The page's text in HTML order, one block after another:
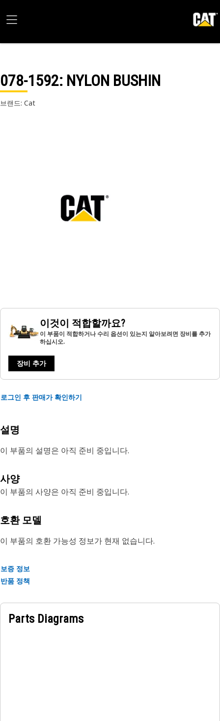
078-1592: NYLON BUSHIN
브랜드: Cat
이것이 적합할까요?
이 부품이 적합하거나 수리 옵션이 있는지 알아보려면 장비를 추가
하십시오.
장비 추가
로그인 후 판매가 확인하기
설명
이 부품의 설명은 아직 준비 중입니다.
사양
이 부품의 사양은 아직 준비 중입니다.
호환 모델
이 부품의 호환 가능성 정보가 현재 없습니다.
보증 정보
반품 정책
Parts Diagrams